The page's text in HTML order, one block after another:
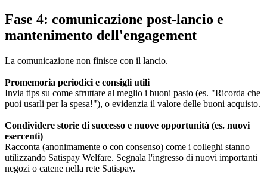
Fase 4: comunicazione post-lancio e
mantenimento dell'engagement
La comunicazione non finisce con il lancio.
Promemoria periodici e consigli utili
Invia tips su come sfruttare al meglio i buoni pasto (es. "Ricorda che
puoi usarli per la spesa!"), o evidenzia il valore delle buoni acquisto.
Condividere storie di successo e nuove opportunità (es. nuovi
esercenti)
Racconta (anonimamente o con consenso) come i colleghi stanno
utilizzando Satispay Welfare. Segnala l'ingresso di nuovi importanti
negozi o catene nella rete Satispay.